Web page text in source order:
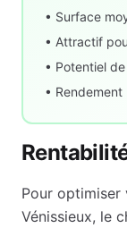
• Surface
• Attractif
• Potentiel
•
Pour optimiser
Vénissieux, le